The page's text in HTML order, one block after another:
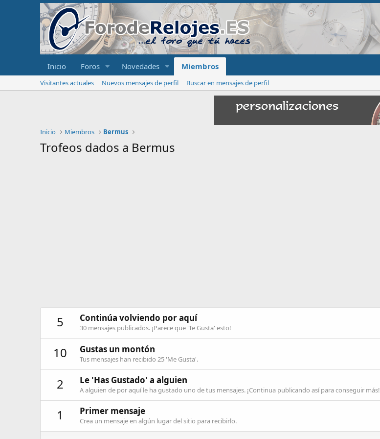
Inicio Foros Novedades Miembros
Visitantes actuales Nuevos mensajes de perfil Buscar en mensajes de perfil
Inicio Miembros Bermus
Trofeos dados a Bermus
5 Continúa volviendo por aquí
30 mensajes publicados. ¡Parece que 'Te Gusta' esto!
10 Gustas un montón
Tus mensajes han recibido 25 'Me Gusta'.
2 Le 'Has Gustado' a alguien
A alguien de por aquí le ha gustado uno de tus mensajes. ¡Continua publicando así para conseguir más!
1 Primer mensaje
Crea un mensaje en algún lugar del sitio para recibirlo.